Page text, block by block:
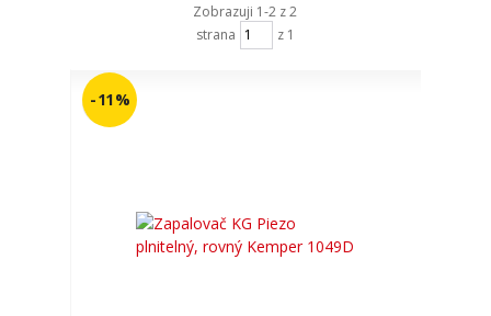
Zobrazuji 1-2 z 2
strana
z 1
- 11 %